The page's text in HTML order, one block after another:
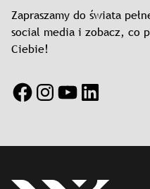
Zapraszamy do świata
social media i zobacz, co
Ciebie!
Facebook
Instagram
YouTube
LinkedIn